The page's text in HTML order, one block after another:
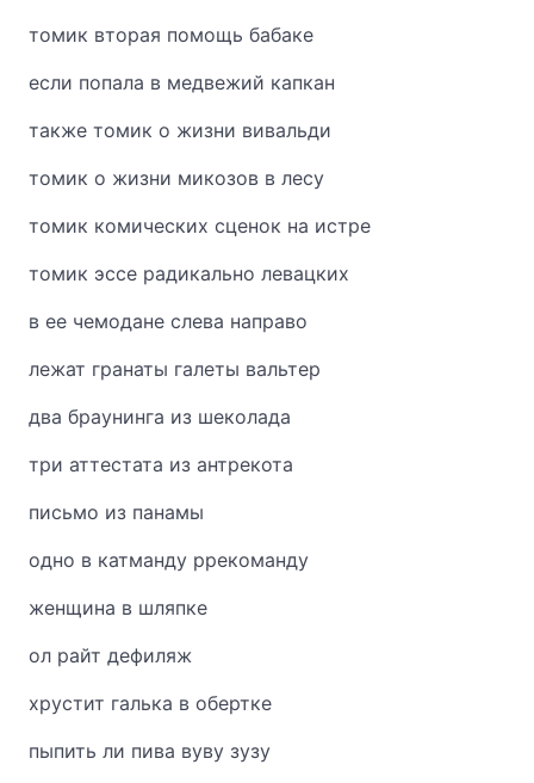
томик вторая помощь бабаке
если попала в медвежий капкан
также томик о жизни вивальди
томик о жизни микозов в лесу
томик комических сценок на истре
томик эссе радикально левацких
в ее чемодане слева направо
лежат гранаты галеты вальтер
два браунинга из шеколада
три аттестата из антрекота
письмо из панамы
одно в катманду ррекоманду
женщина в шляпке
ол райт дефиляж
хрустит галька в обертке
пыпить ли пива вуву зузу